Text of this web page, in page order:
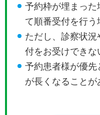
予約枠が埋まっ
て順番受付を行う
ただし、診察状
付をお受けできな
予約患者様が優
が長くなることが